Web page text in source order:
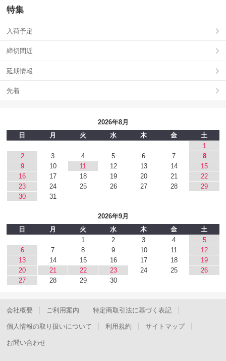
特集
入荷予定
締切間近
延期情報
先着
2026年8月
日
月 火 水 木 金
土
1
2
3 4 5 6 7
8
9
10 11 12 13 14
15
16
17 18 19 20 21
22
23
24 25 26 27 28
29
30
31
2026年9月
日
月 火 水 木 金
土
1
2 3 4
5
6
7 8 9 10 11
12
13
14 15 16 17 18
19
20
21 22 23 24 25
26
27
28 29 30
会社概要 ご利用案内 特定商取引法に基づく表記
個人情報の取り扱いについて 利用規約 サイトマップ
お問い合わせ